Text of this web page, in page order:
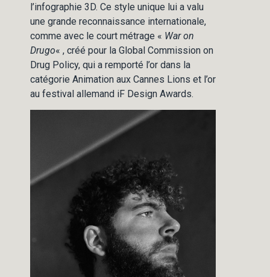
l’infographie 3D. Ce style unique lui a valu
une grande reconnaissance internationale,
comme avec le court métrage « War on
Drugo« , créé pour la Global Commission on
Drug Policy, qui a remporté l’or dans la
catégorie Animation aux Cannes Lions et l’or
au festival allemand iF Design Awards.